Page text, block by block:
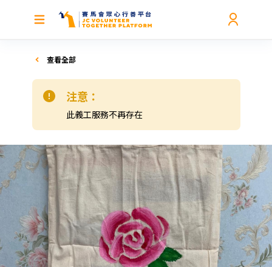
查看全部
注意：
此義工服務不再存在